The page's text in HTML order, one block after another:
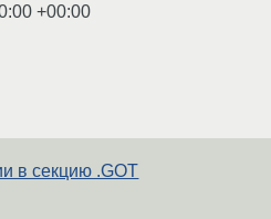
+00:00
в секцию .GOT